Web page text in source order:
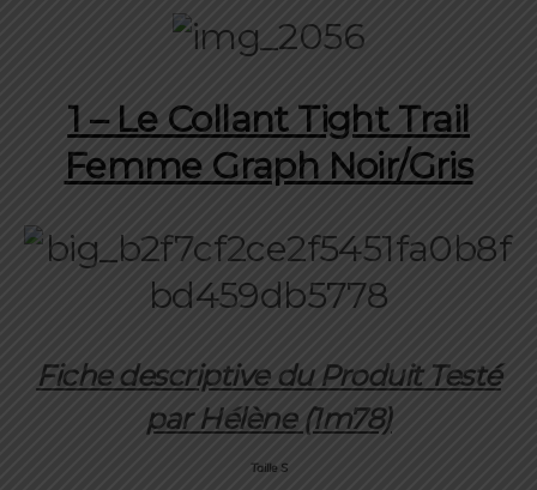
1 – Le Collant Tight Trail
Femme Graph Noir/Gris
Fiche descriptive du Produit Testé
par Hélène (1m78)
Taille S